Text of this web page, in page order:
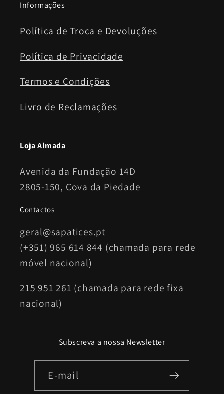
Informações
Política de Troca e Devoluções
Política de Privacidade
Termos e Condições
Livro de Reclamações
Loja Almada
Avenida da Fundação 14D
2805-150, Cova da Piedade
Contactos
geral@sapatices.pt
(+351) 965 614 844 (chamada para rede
móvel nacional)
215 951 261 (chamada para rede fixa
nacional)
Subscreva a nossa Newsletter
E-mail